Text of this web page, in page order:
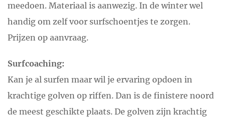
meedoen. Materiaal is aanwezig. In de winter wel
handig om zelf voor surfschoentjes te zorgen.
Prijzen op aanvraag.
Surfcoaching:
Kan je al surfen maar wil je ervaring opdoen in
krachtige golven op riffen. Dan is de finistere noord
de meest geschikte plaats. De golven zijn krachtig